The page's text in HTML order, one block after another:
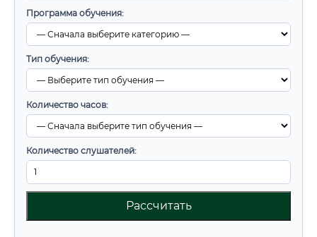
Программа обучения:
Тип обучения:
Количество часов:
Количество слушателей:
Рассчитать